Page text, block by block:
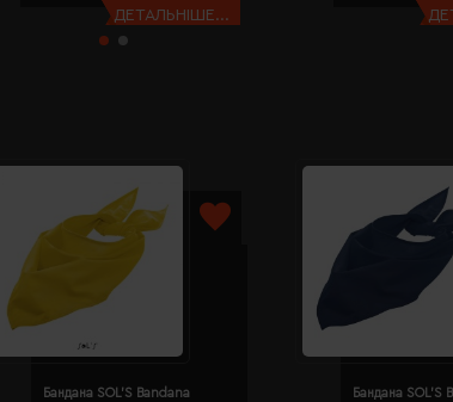
ДЕТАЛЬНІШЕ...
Бандана SOL'S Bandana
Бандана SOL'S